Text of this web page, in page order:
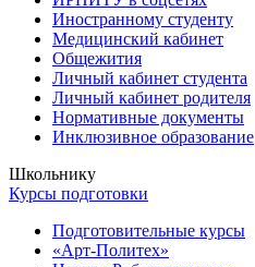
Иностранному студенту
Медицинский кабинет
Общежития
Личный кабинет студента
Личный кабинет родителя
Нормативные документы
Инклюзивное образование
Школьнику
Курсы подготовки
Подготовительные курсы
«Арт-Политех»